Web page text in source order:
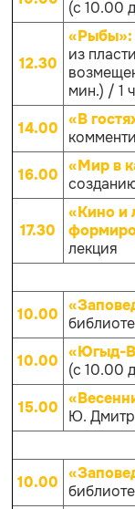
(с 10.00
12.30
«Рыбы»:
из
мин.) / 1
14.00 «В
16.00 «Мир в
17.30
«Кино и
лекция
10.00
10.00 «Югыд-
(с 10.00
15.00
Ю.
10.00